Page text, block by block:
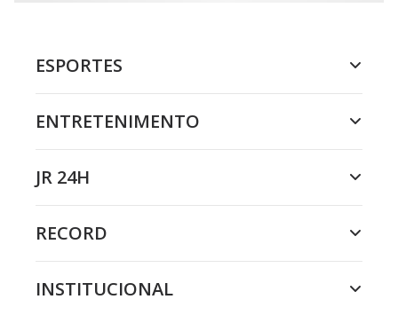
ESPORTES
ENTRETENIMENTO
JR 24H
RECORD
INSTITUCIONAL